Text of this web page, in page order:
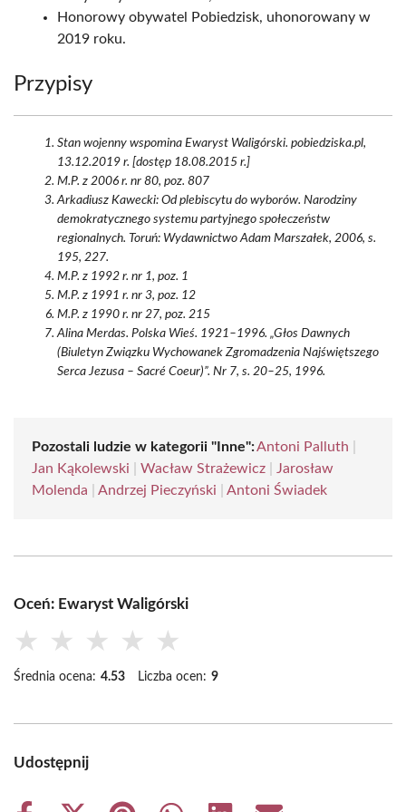
Honorowy obywatel Pobiedzisk, uhonorowany w
2019 roku.
Przypisy
Stan wojenny wspomina Ewaryst Waligórski. pobiedziska.pl,
13.12.2019 r. [dostęp 18.08.2015 r.]
M.P. z 2006 r. nr 80, poz. 807
Arkadiusz Kawecki: Od plebiscytu do wyborów. Narodziny
demokratycznego systemu partyjnego społeczeństw
regionalnych. Toruń: Wydawnictwo Adam Marszałek, 2006, s.
195, 227.
M.P. z 1992 r. nr 1, poz. 1
M.P. z 1991 r. nr 3, poz. 12
M.P. z 1990 r. nr 27, poz. 215
Alina Merdas. Polska Wieś. 1921–1996. „Głos Dawnych
(Biuletyn Związku Wychowanek Zgromadzenia Najświętszego
Serca Jezusa – Sacré Coeur)”. Nr 7, s. 20–25, 1996.
Pozostali ludzie w kategorii "Inne":Antoni Palluth
Jan Kąkolewski
Wacław Strażewicz
Jarosław
Molenda
Andrzej Pieczyński Antoni Świadek
Oceń: Ewaryst Waligórski
★ ★ ★ ★ ★
Średnia ocena: 4.53 Liczba ocen: 9
Udostępnij